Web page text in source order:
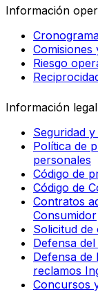
Información
Comisiones
Riesgo
Información
Seguridad
Política de
personales
Código de
Código de
Contratos
Consumidor
Solicitud
Defensa
Defensa de
reclamos
Concursos